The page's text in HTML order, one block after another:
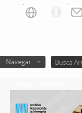
Navegar